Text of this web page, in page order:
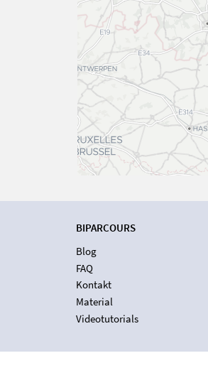
BIPARCOURS
Blog
FAQ
Kontakt
Material
Videotutorials